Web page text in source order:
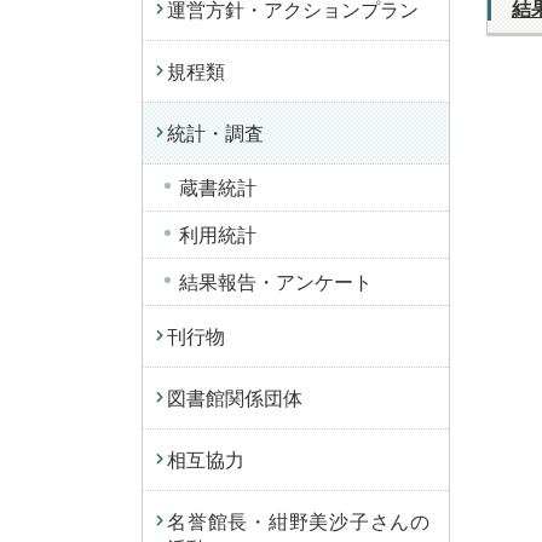
結
運営方針・アクションプラン
規程類
統計・調査
蔵書統計
利用統計
結果報告・アンケート
刊行物
図書館関係団体
相互協力
名誉館長・紺野美沙子さんの